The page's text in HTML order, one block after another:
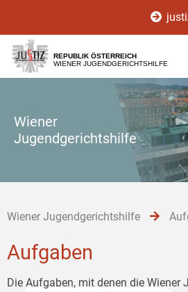
[1]
[2]
[3]
REPUBLIK ÖSTERREICH
WIENER JUGENDGERICHTSHILFE
Wiener
Jugendgerichtshilfe
Wiener Jugendgerichtshilfe
Aufgaben
Die Aufgaben, mit denen die Wiener